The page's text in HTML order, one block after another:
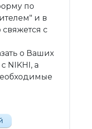
по
и в
с
о Ваших
NIKHI, а